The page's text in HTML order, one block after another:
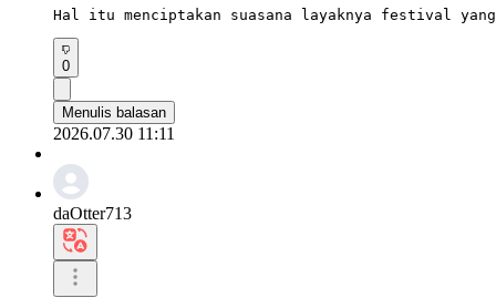
Hal itu menciptakan suasana layaknya festival yang
0
Menulis balasan
2026.07.30 11:11
daOtter713